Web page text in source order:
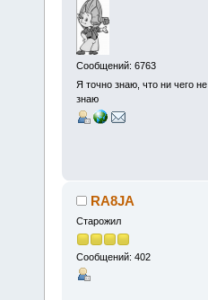
Сообщений: 6763
Я точно знаю, что ни чего не
знаю
RA8JA
Старожил
Сообщений: 402